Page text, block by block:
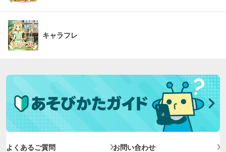
キャラフレ
よくあるご質問 お問い合わせ